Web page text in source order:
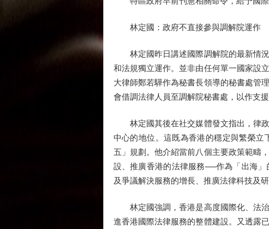
林定國：政府不直接參與調解院運作
林定國昨日講述國際調解院的最新情況
和法規獨立運作。並非由任何單一國家設
大律師鄭若驊作為秘書長領導的秘書處管
會借調法律人員至調解院秘書處，以作支援
林定國其後在社交媒體發文指出，律政
中心的地位。這既為香港的穩定與繁榮
五」規劃。他介紹當前八個主要政策範疇
設、推廣香港的法律服務──作為「出海
及爭議解決服務的增長、推廣法律科技及
林定國強調，香港是高度國際化、法治
進香港國際法律服務的整體建設。又透露